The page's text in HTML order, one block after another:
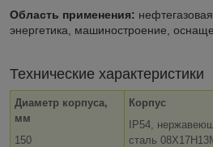
Область применения:
энергетика, машиностроение,
Технические характеристики
Диаметр корпуса,
мм
150
Корпус
IP54,
сталь